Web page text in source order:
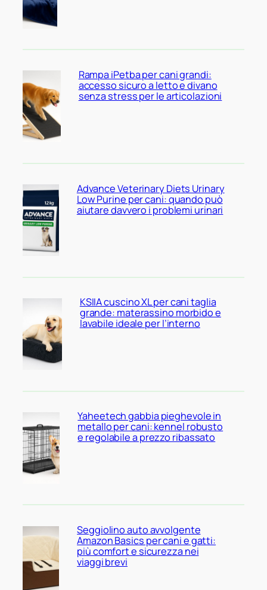
Rampa iPetba per cani grandi:
accesso sicuro a letto e divano
senza stress per le articolazioni
Advance Veterinary Diets Urinary
Low Purine per cani: quando può
aiutare davvero i problemi urinari
KSIIA cuscino XL per cani taglia
grande: materassino morbido e
lavabile ideale per l’interno
Yaheetech gabbia pieghevole in
metallo per cani: kennel robusto
e regolabile a prezzo ribassato
Seggiolino auto avvolgente
Amazon Basics per cani e gatti:
più comfort e sicurezza nei
viaggi brevi